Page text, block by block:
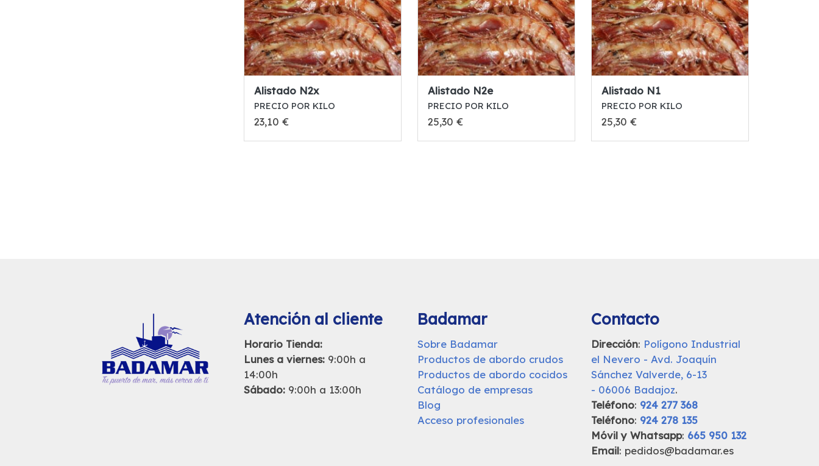
Alistado N2x
PRECIO POR KILO
23,10 €
Alistado N2e
PRECIO POR KILO
25,30 €
Alistado N1
PRECIO POR KILO
25,30 €
Atención al cliente
Horario Tienda:
Lunes a viernes:9:00h a
14:00h
Sábado: 9:00h a 13:00h
Badamar
Sobre Badamar
Productos de abordo crudos
Productos de abordo cocidos
Catálogo de empresas
Blog
Acceso profesionales
Contacto
Dirección: Polígono Industrial
el Nevero - Avd. Joaquín
Sánchez Valverde, 6-13
- 06006 Badajoz.
Teléfono: 924 277 368
Teléfono: 924 278 135
Móvil y Whatsapp: 665 950 132
Email: pedidos@badamar.es